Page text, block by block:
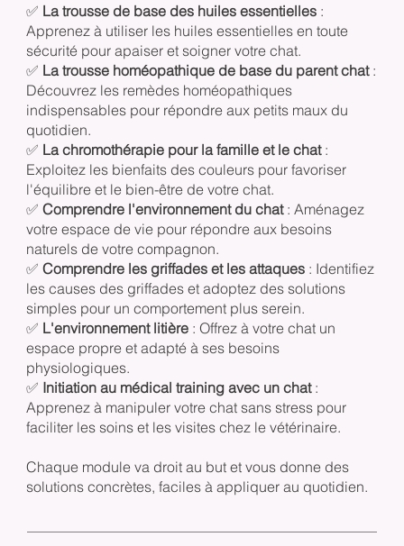
✅ La trousse de base des huiles essentielles:
Apprenez à utiliser les huiles essentielles en toute
sécurité pour apaiser et soigner votre chat.
✅ La trousse homéopathique de base du parent chat :
Découvrez les remèdes homéopathiques
indispensables pour répondre aux petits maux du
quotidien.
✅ La chromothérapie pour la famille et le chat :
Exploitez les bienfaits des couleurs pour favoriser
l'équilibre et le bien-être de votre chat.
✅ Comprendre l'environnement du chat: Aménagez
votre espace de vie pour répondre aux besoins
naturels de votre compagnon.
✅ Comprendre les griffades et les attaques: Identifiez
les causes des griffades et adoptez des solutions
simples pour un comportement plus serein.
✅ L'environnement litière: Offrez à votre chat un
espace propre et adapté à ses besoins
physiologiques.
✅ Initiation au médical training avec un chat :
Apprenez à manipuler votre chat sans stress pour
faciliter les soins et les visites chez le vétérinaire.
Chaque module va droit au but et vous donne des
solutions concrètes, faciles à appliquer au quotidien.